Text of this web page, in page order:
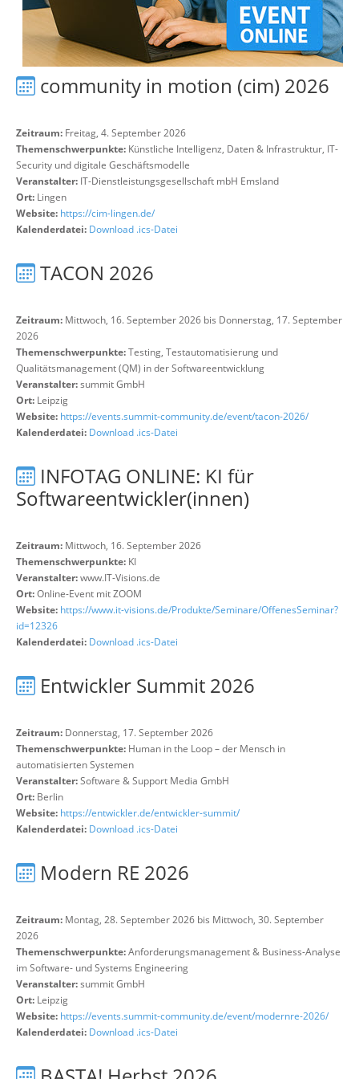
community in motion (cim) 2026
Zeitraum: Freitag, 4. September 2026
Themenschwerpunkte: Künstliche Intelligenz, Daten & Infrastruktur, IT-
Security und digitale Geschäftsmodelle
Veranstalter: IT-Dienstleistungsgesellschaft mbH Emsland
Ort: Lingen
Website: https://cim-lingen.de/
Kalenderdatei: Download .ics-Datei
TACON 2026
Zeitraum: Mittwoch, 16. September 2026 bis Donnerstag, 17. September
2026
Themenschwerpunkte:Testing, Testautomatisierung und
Qualitätsmanagement (QM) in der Softwareentwicklung
Veranstalter:summit GmbH
Ort: Leipzig
Website: https://events.summit-community.de/event/tacon-2026/
Kalenderdatei: Download .ics-Datei
INFOTAG ONLINE: KI für
Softwareentwickler(innen)
Zeitraum: Mittwoch, 16. September 2026
Themenschwerpunkte: KI
Veranstalter:www.IT-Visions.de
Ort:Online-Event mit ZOOM
Website: https://www.it-visions.de/Produkte/Seminare/OffenesSeminar?
id=12326
Kalenderdatei: Download .ics-Datei
Entwickler Summit 2026
Zeitraum: Donnerstag, 17. September 2026
Themenschwerpunkte: Human in the Loop – der Mensch in
automatisierten Systemen
Veranstalter:Software & Support Media GmbH
Ort: Berlin
Website: https://entwickler.de/entwickler-summit/
Kalenderdatei: Download .ics-Datei
Modern RE 2026
Zeitraum: Montag, 28. September 2026 bis Mittwoch, 30. September
2026
Themenschwerpunkte:Anforderungsmanagement & Business-Analyse
im Software- und Systems Engineering
Veranstalter:summit GmbH
Ort: Leipzig
Website: https://events.summit-community.de/event/modernre-2026/
Kalenderdatei: Download .ics-Datei